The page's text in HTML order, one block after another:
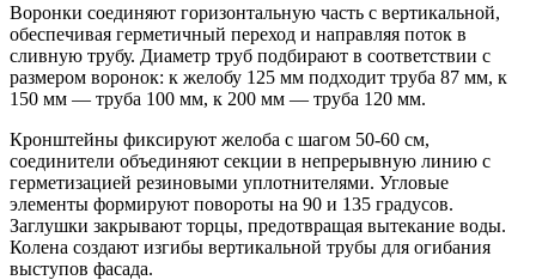
Воронки соединяют горизонтальную часть с вертикальной,
обеспечивая герметичный переход и направляя поток в
сливную трубу. Диаметр труб подбирают в соответствии с
размером воронок: к желобу 125 мм подходит труба 87 мм, к
150 мм — труба 100 мм, к 200 мм — труба 120 мм.
Кронштейны фиксируют желоба с шагом 50-60 см,
соединители объединяют секции в непрерывную линию с
герметизацией резиновыми уплотнителями. Угловые
элементы формируют повороты на 90 и 135 градусов.
Заглушки закрывают торцы, предотвращая вытекание воды.
Колена создают изгибы вертикальной трубы для огибания
выступов фасада.